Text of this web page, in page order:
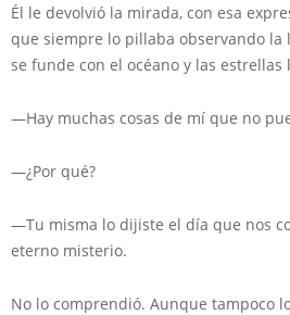
Él le devolvió la mirada, con esa
que siempre lo pillaba observando la
se funde con el océano y las estrellas
—Hay muchas cosas de mí que no
—¿Por qué?
—Tu misma lo dijiste el día que nos
eterno misterio.
No lo comprendió. Aunque tampoco